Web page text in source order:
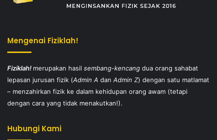
Mengenai Fiziklah!
Fiziklah! merupakan hasil sembang-kencang dua orang sahabat
lepasan jurusan fizik (Admin A dan Admin Z) dengan satu matlamat
– menzahirkan fizik ke dalam kehidupan orang awam (tetapi
dengan cara yang tidak menakutkan!).
Hubungi Kami